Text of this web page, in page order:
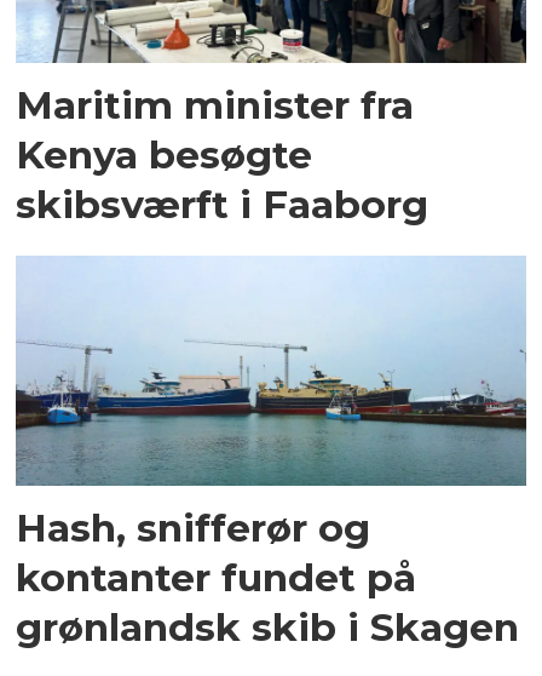
Maritim minister fra
Kenya besøgte
skibsværft i Faaborg
Hash, snifferør og
kontanter fundet på
grønlandsk skib i Skagen